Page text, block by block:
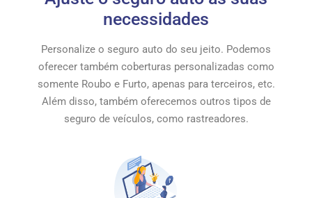
necessidades
Personalize o seguro auto do seu jeito. Podemos
oferecer também coberturas personalizadas como
somente Roubo e Furto, apenas para terceiros, etc.
Além disso, também oferecemos outros tipos de
seguro de veículos, como rastreadores.